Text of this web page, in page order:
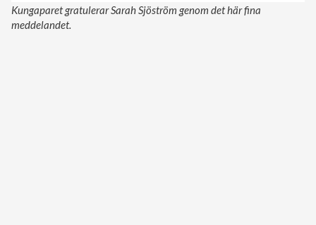
Kungaparet gratulerar Sarah Sjöström genom det här fina
meddelandet.